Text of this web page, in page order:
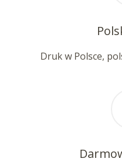
Druk w Polsce,